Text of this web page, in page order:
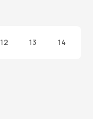
12 13 14